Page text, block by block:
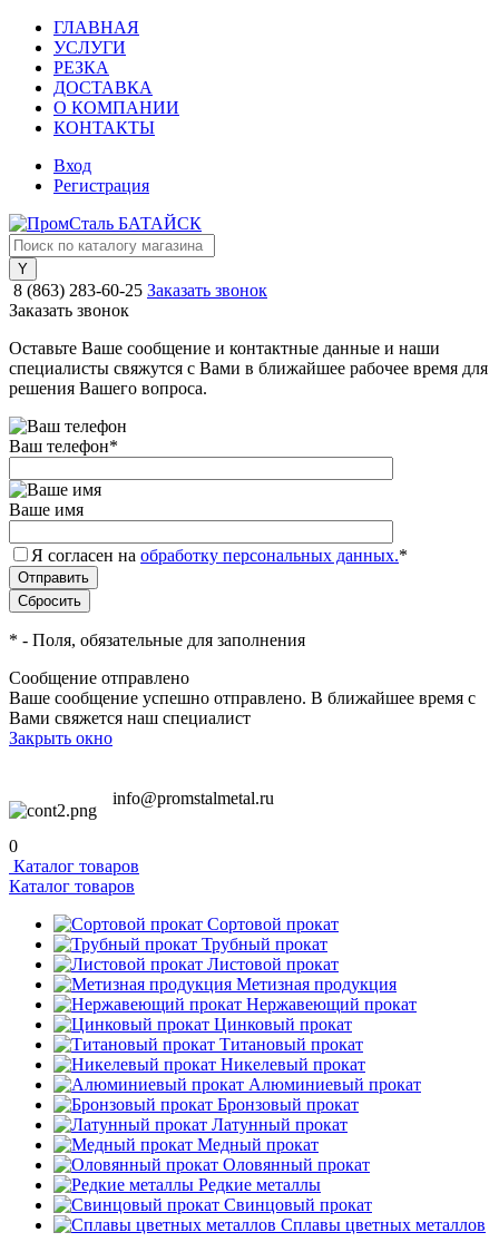
ГЛАВНАЯ
УСЛУГИ
РЕЗКА
ДОСТАВКА
О КОМПАНИИ
КОНТАКТЫ
Вход
Регистрация
8 (863) 283-60-25 Заказать звонок
Заказать звонок
Оставьте Ваше сообщение и контактные данные и наши
специалисты свяжутся с Вами в ближайшее рабочее время для
решения Вашего вопроса.
Ваш телефон*
Ваше имя
Я согласен на обработку персональных данных.*
* - Поля, обязательные для заполнения
Сообщение отправлено
Ваше сообщение успешно отправлено. В ближайшее время с
Вами свяжется наш специалист
Закрыть окно
info@promstalmetal.ru
0
Каталог товаров
Каталог товаров
Сортовой прокат
Трубный прокат
Листовой прокат
Метизная продукция
Нержавеющий прокат
Цинковый прокат
Титановый прокат
Никелевый прокат
Алюминиевый прокат
Бронзовый прокат
Латунный прокат
Медный прокат
Оловянный прокат
Редкие металлы
Свинцовый прокат
Сплавы цветных металлов